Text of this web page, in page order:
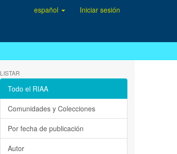
español Iniciar sesión
LISTAR
Todo el RIAA
Comunidades y Colecciones
Por fecha de publicación
Autor